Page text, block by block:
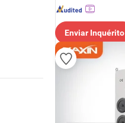
Enviar Inquérito